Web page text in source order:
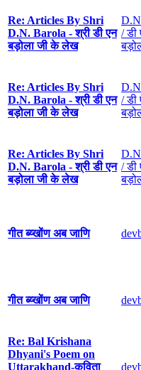
Re: Articles By Shri
D.N. Barola - श्री डी एन
बड़ोला जी के लेख
/ डी
Re: Articles By Shri
D.N. Barola - श्री डी एन
बड़ोला जी के लेख
/ डी
Re: Articles By Shri
D.N. Barola - श्री डी एन
बड़ोला जी के लेख
/ डी
गीत ब्य्खोंण अब जाणि
गीत ब्य्खोंण अब जाणि
Re: Bal Krishana
Dhyani's Poem on
Uttarakhand-कविता